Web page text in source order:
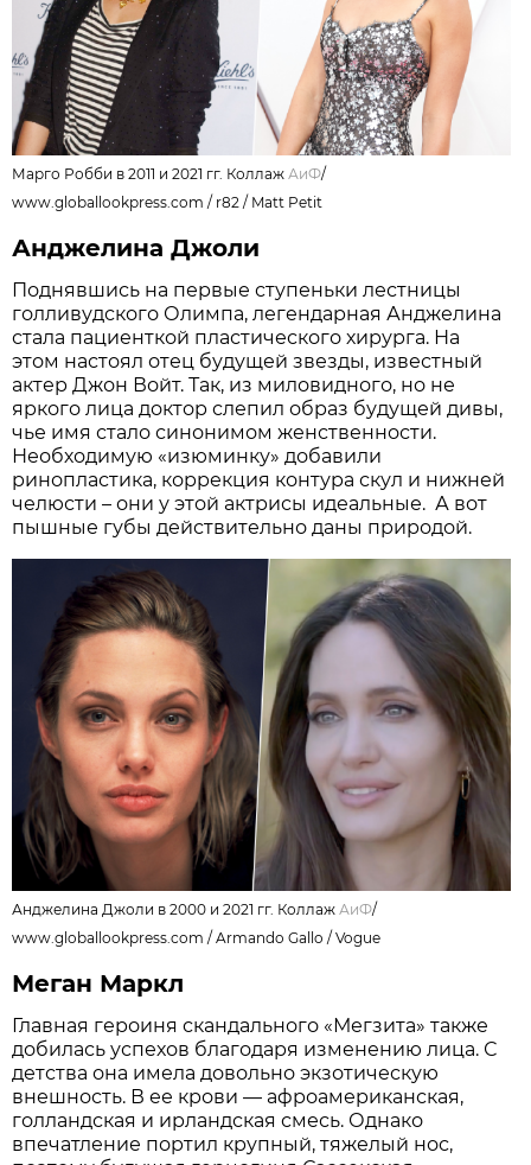
Марго Робби в 2011 и 2021 гг. Коллаж АиФ/
www.globallookpress.com / r82 / Matt Petit
Анджелина Джоли
Поднявшись на первые ступеньки лестницы
голливудского Олимпа, легендарная Анджелина
стала пациенткой пластического хирурга. На
этом настоял отец будущей звезды, известный
актер Джон Войт. Так, из миловидного, но не
яркого лица доктор слепил образ будущей дивы,
чье имя стало синонимом женственности.
Необходимую «изюминку» добавили
ринопластика, коррекция контура скул и нижней
челюсти – они у этой актрисы идеальные. А вот
пышные губы действительно даны природой.
Анджелина Джоли в 2000 и 2021 гг. Коллаж АиФ/
www.globallookpress.com / Armando Gallo / Vogue
Меган Маркл
Главная героиня скандального «Мегзита» также
добилась успехов благодаря изменению лица. С
детства она имела довольно экзотическую
внешность. В ее крови — афроамериканская,
голландская и ирландская смесь. Однако
впечатление портил крупный, тяжелый нос,